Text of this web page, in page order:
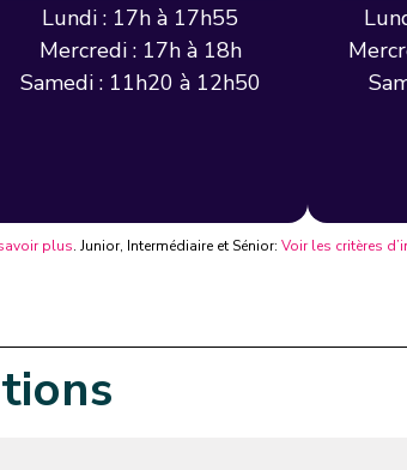
Lundi : 17h à 17h55
Mercredi : 17h à 18h
Samedi : 11h20 à 12h50
plus. Junior, Intermédiaire et Sénior: Voir les critères